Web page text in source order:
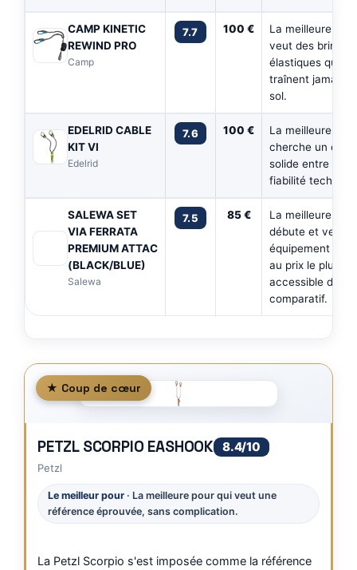
CAMP KINETIC
REWIND PRO
Camp
7.7 100 €
La meilleure
veut des brins
élastiques qui ne
traînent jamais
sol.
EDELRID CABLE
KIT VI
Edelrid
7.6 100 €
La meilleure
cherche un
solide entre prix
fiabilité
SALEWA SET
VIA FERRATA
PREMIUM ATTAC
(BLACK/BLUE)
Salewa
7.5 85 €
La meilleure
débute et veut
équipement
au prix le plus
accessible du
comparatif.
★ Coup de cœur
PETZL SCORPIO EASHOOK 8.4/10
Petzl
Le meilleur pour · La meilleure pour qui veut une
référence éprouvée, sans complication.
La Petzl Scorpio s'est imposée comme la référence